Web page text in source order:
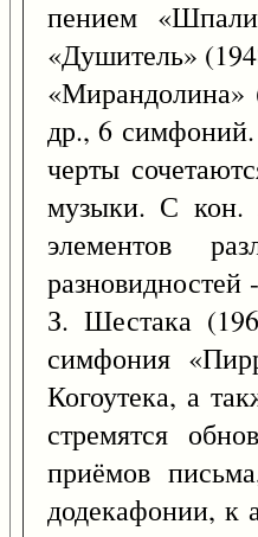
пением
«Душитель»
«Мирандолина»
др., 6
черты
музыки. С кон.
элементов
З. Шестака
симфония
Когоутека, а
стремятся
приёмов
додекафонии, к